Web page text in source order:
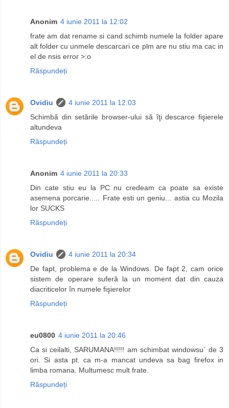
Anonim 4 iunie 2011 la 12:02
frate am dat rename si cand schimb numele la folder apare
alt folder cu unmele descarcari ce plm are nu stiu ma cac in
el de nsis error >:o
Răspundeți
Ovidiu
4 iunie 2011 la 12:03
Schimbă din setările browser-ului să îţi descarce fişierele
altundeva
Răspundeți
Anonim 4 iunie 2011 la 20:33
Din cate stiu eu la PC nu credeam ca poate sa existe
asemena porcarie..... Frate esti un geniu... astia cu Mozila
lor SUCKS
Răspundeți
Ovidiu
4 iunie 2011 la 20:34
De fapt, problema e de la Windows. De fapt 2, cam orice
sistem de operare suferă la un moment dat din cauza
diacriticelor în numele fişierelor
Răspundeți
eu0800 4 iunie 2011 la 20:46
Ca si ceilalti, SARUMANA!!!!! am schimbat windowsu` de 3
ori. Si asta pt. ca m-a mancat undeva sa bag firefox in
limba romana. Multumesc mult frate.
Răspundeți